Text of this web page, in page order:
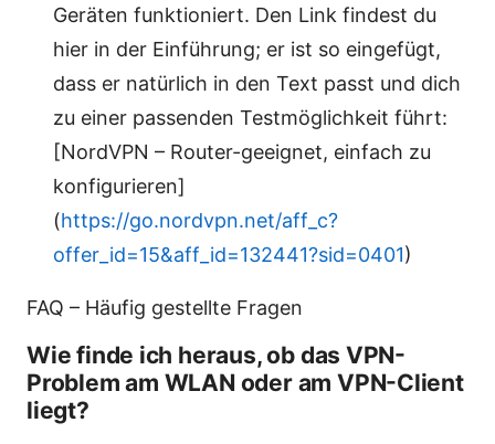
Geräten funktioniert. Den Link findest du
hier in der Einführung; er ist so eingefügt,
dass er natürlich in den Text passt und dich
zu einer passenden Testmöglichkeit führt:
[NordVPN – Router-geeignet, einfach zu
konfigurieren]
(https://go.nordvpn.net/aff_c?
offer_id=15&aff_id=132441?sid=0401)
FAQ – Häufig gestellte Fragen
Wie finde ich heraus, ob das VPN-
Problem am WLAN oder am VPN-Client
liegt?